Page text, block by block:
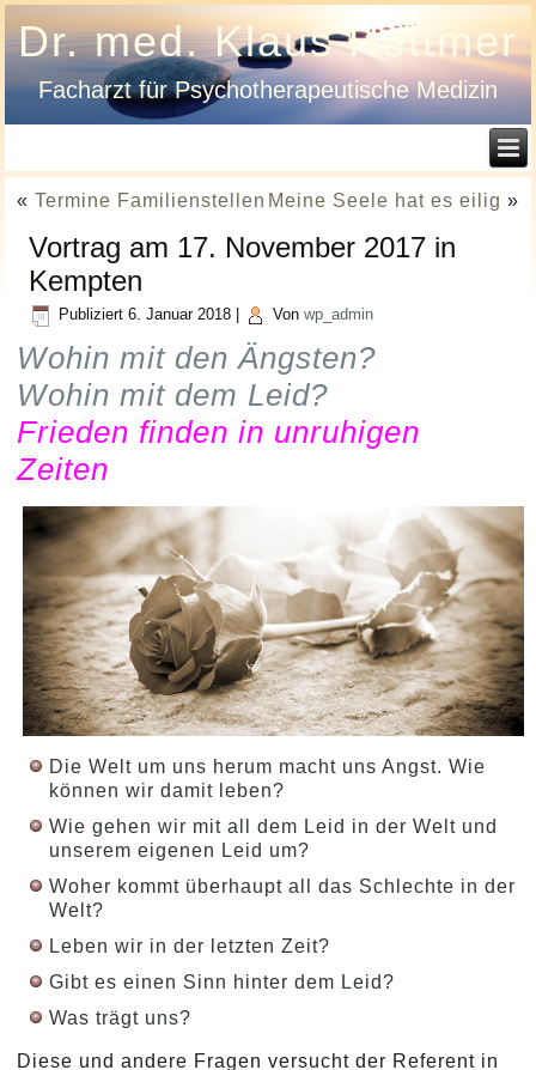
Dr. med. Klaus Hettmer
Facharzt für Psychotherapeutische Medizin
«Termine Familienstellen Meine Seele hat es eilig »
Vortrag am 17. November 2017 in
Kempten
Publiziert 6. Januar 2018 Von wp_admin
Wohin mit den Ängsten?
Wohin mit dem Leid?
Frieden finden in unruhigen
Zeiten
Die Welt um uns herum macht uns Angst. Wie
können wir damit leben?
Wie gehen wir mit all dem Leid in der Welt und
unserem eigenen Leid um?
Woher kommt überhaupt all das Schlechte in der
Welt?
Leben wir in der letzten Zeit?
Gibt es einen Sinn hinter dem Leid?
Was trägt uns?
Diese und andere Fragen versucht der Referent in